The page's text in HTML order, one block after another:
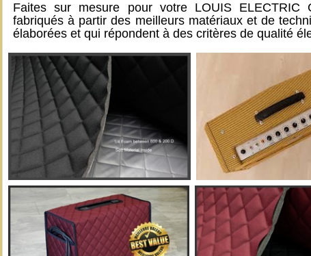
Faites sur mesure pour votre LOUIS
fabriqués à partir des meilleurs matériaux et de
élaborées et qui répondent à des critères de qualité